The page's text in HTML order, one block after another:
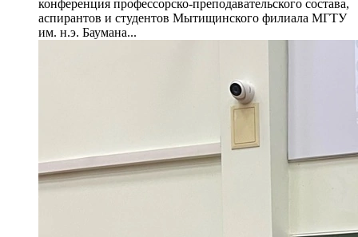
конференция профессорско-преподавательского состава,
аспирантов и студентов Мытищинского филиала МГТУ
им. н.э. Баумана...